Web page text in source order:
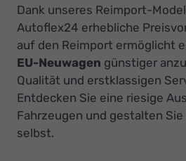
Dank unseres Reimport-
Autoflex24 erhebliche
auf den Reimport ermöglicht
EU-Neuwagen günstiger
Qualität und erstklassigen
Entdecken Sie eine riesige
Fahrzeugen und gestalten
selbst.